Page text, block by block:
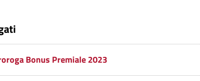
Bonus Premiale 2023